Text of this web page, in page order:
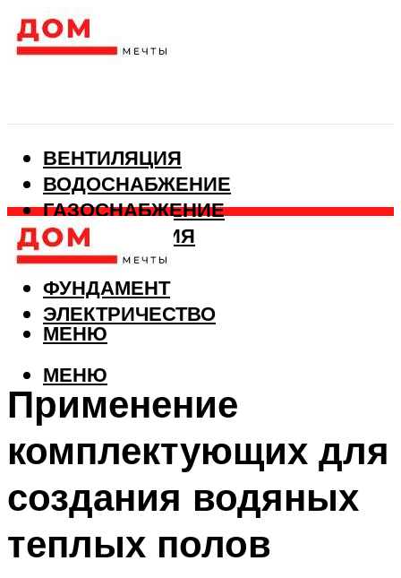
ВЕНТИЛЯЦИЯ
ВОДОСНАБЖЕНИЕ
ГАЗОСНАБЖЕНИЕ
КАНАЛИЗАЦИЯ
ОТОПЛЕНИЕ
ФУНДАМЕНТ
ЭЛЕКТРИЧЕСТВО
МЕНЮ
МЕНЮ
Применение
комплектующих для
создания водяных
теплых полов